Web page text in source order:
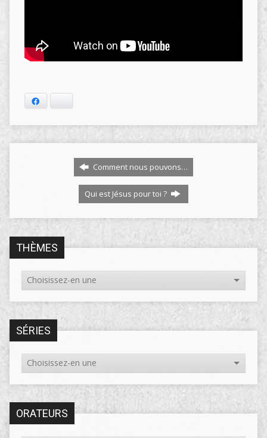
Comment nous pouvons…
Qui est Jésus pour toi ?
THÈMES
SÉRIES
ORATEURS